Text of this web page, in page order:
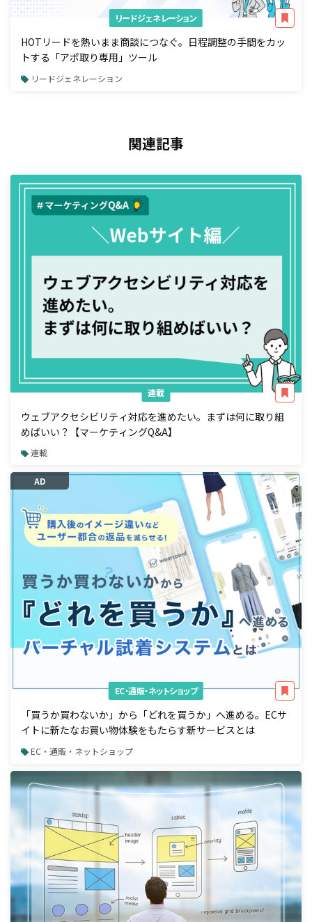
リードジェネレーション
HOTリードを熱いまま商談につなぐ。日程調整の手間をカッ
トする「アポ取り専用」ツール
リードジェネレーション
関連記事
連載
ウェブアクセシビリティ対応を進めたい。まずは何に取り組
めばいい？【マーケティングQ&A】
連載
AD
EC・通販・ネットショップ
「買うか買わないか」から「どれを買うか」へ進める。ECサ
イトに新たなお買い物体験をもたらす新サービスとは
EC・通販・ネットショップ